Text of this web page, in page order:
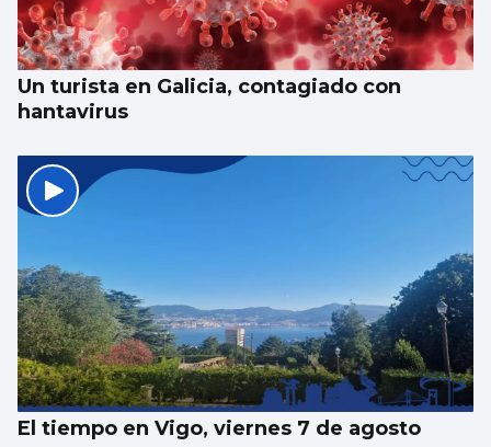
Un turista en Galicia, contagiado con
hantavirus
El tiempo en Vigo, viernes 7 de agosto